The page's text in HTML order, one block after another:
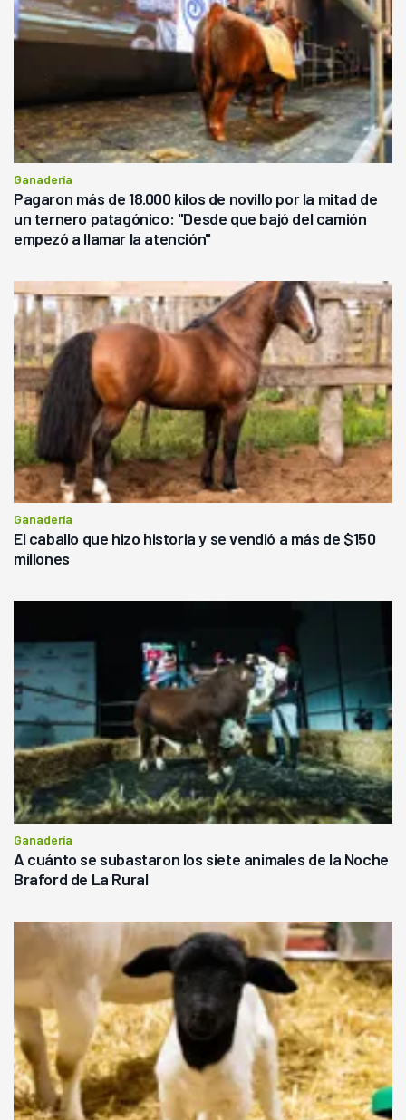
Ganadería
Pagaron más de 18.000 kilos de novillo por la mitad de
un ternero patagónico: "Desde que bajó del camión
empezó a llamar la atención"
Ganadería
El caballo que hizo historia y se vendió a más de $150
millones
Ganadería
A cuánto se subastaron los siete animales de la Noche
Braford de La Rural